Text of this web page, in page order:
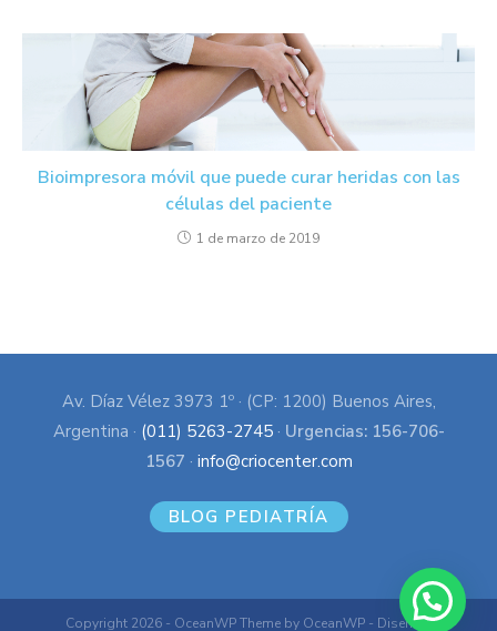
Bioimpresora móvil que puede curar heridas con las
células del paciente
1 de marzo de 2019
Av. Díaz Vélez 3973 1º · (CP: 1200) Buenos Aires,
Argentina · (011) 5263-2745· Urgencias: 156-706-
1567 · info@criocenter.com
BLOG PEDIATRÍA
Copyright 2026 - OceanWP Theme by OceanWP - Diseño y